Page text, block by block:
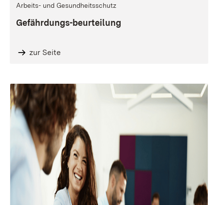
Arbeits- und Gesundheitsschutz
Gefährdungs-beurteilung
zur Seite